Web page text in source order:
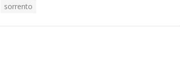
sorrento